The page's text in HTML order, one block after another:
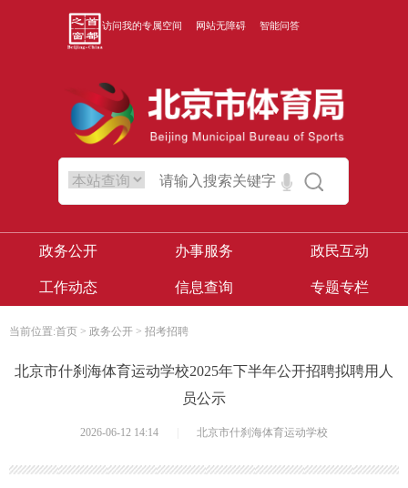
访问我的专属空间 网站无障碍 智能问答
政务公开 办事服务 政民互动
工作动态 信息查询 专题专栏
当前位置:首页 > 政务公开 > 招考招聘
北京市什刹海体育运动学校2025年下半年公开招聘拟聘用人
员公示
2026-06-12 14:14 北京市什刹海体育运动学校